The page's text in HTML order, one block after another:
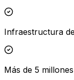
Infraestructura
Más de 5